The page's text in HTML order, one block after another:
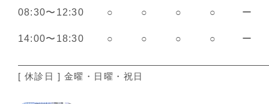
08:30〜12:30 ○ ○ ○ ○ ー
14:00〜18:30 ○ ○ ○ ○ ー
[ 休診日 ] 金曜・日曜・祝日